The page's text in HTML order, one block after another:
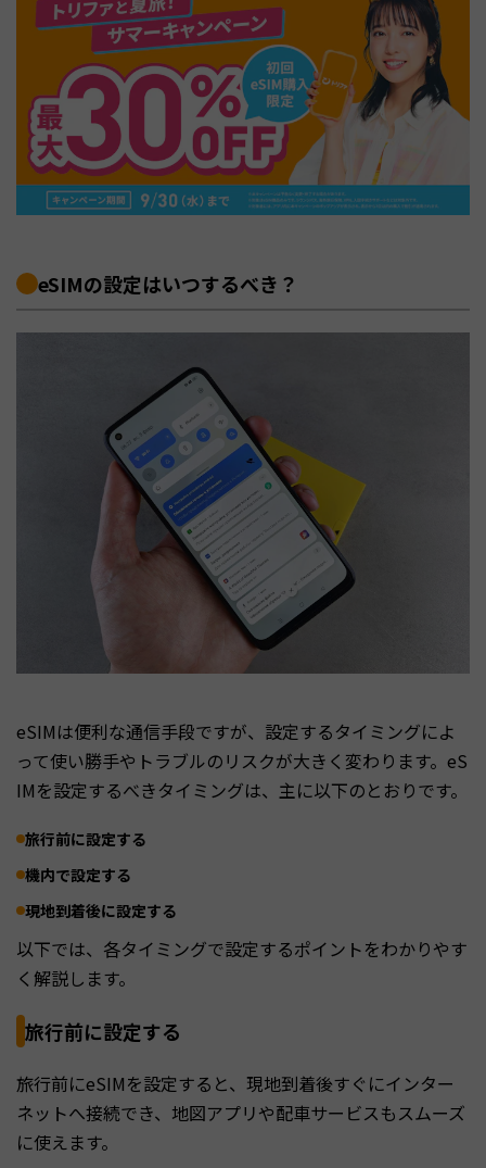
eSIMの設定はいつするべき？
eSIMは便利な通信手段ですが、設定するタイミングによ
って使い勝手やトラブルのリスクが大きく変わります。eS
IMを設定するべきタイミングは、主に以下のとおりです。
旅行前に設定する
機内で設定する
現地到着後に設定する
以下では、各タイミングで設定するポイントをわかりやす
く解説します。
旅行前に設定する
旅行前にeSIMを設定すると、現地到着後すぐにインター
ネットへ接続でき、地図アプリや配車サービスもスムーズ
に使えます。